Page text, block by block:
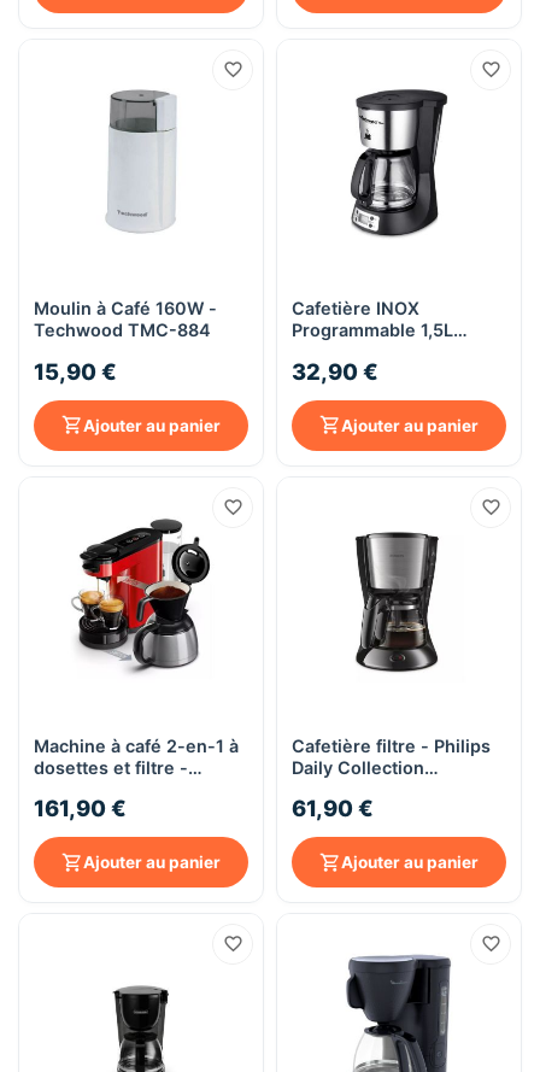
Moulin à Café 160W -
Techwood TMC-884
15,90 €
Ajouter au panier
Cafetière INOX
Programmable 1,5L
Techwood TCA-1296
32,90 €
Ajouter au panier
Machine à café 2-en-1 à
dosettes et filtre -
HD6592/85 - rouge
161,90 €
Ajouter au panier
Cafetière filtre - Philips
Daily Collection
61,90 €
Ajouter au panier